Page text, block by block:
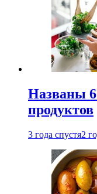
Названы 6
продуктов
3 года спустя2